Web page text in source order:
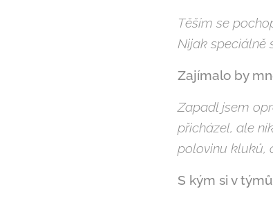
Těším se
Nijak speciálně
Zajímalo by
Zapadl jsem
přicházel, ale
polovinu kluků,
S kým si v